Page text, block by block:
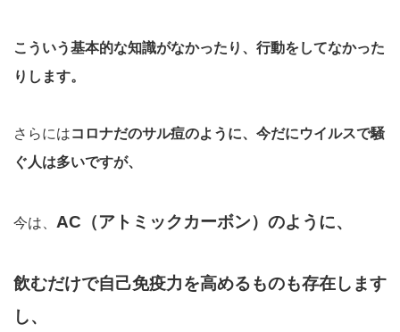
こういう基本的な知識がなかったり、行動をしてなかった
りします。
さらにはコロナだのサル痘のように、今だにウイルスで騒
ぐ人は多いですが、
今は、 AC（アトミックカーボン）のように、
飲むだけで自己免疫力を高めるものも存在します
し、